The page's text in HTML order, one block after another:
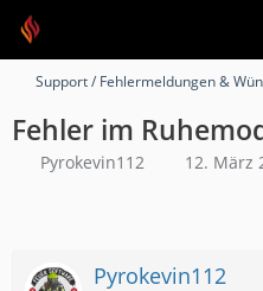
Support / Fehlermeldungen &
Fehler im
Pyrokevin112 12. März
Pyrokevin112